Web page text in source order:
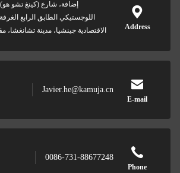
Address
الاقتصادية جينشيا، مدينة تشانغشا،
E-mail
Javier.he@kamuja.cn
Phone
0086-731-88677248